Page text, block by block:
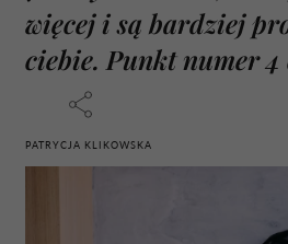
więcej i są bardziej
ciebie. Punkt numer 4
PATRYCJA KLIKOWSKA